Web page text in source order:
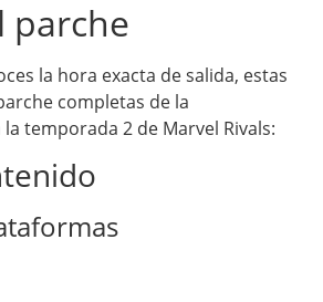
parche
la hora exacta de salida, estas
completas de la
temporada 2 de Marvel Rivals: